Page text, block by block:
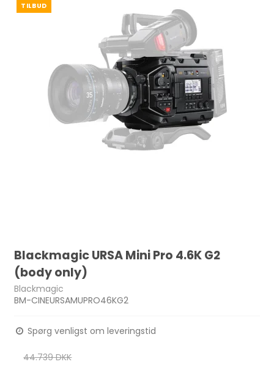
TILBUD
Blackmagic URSA Mini Pro 4.6K G2
(body only)
Blackmagic
BM-CINEURSAMUPRO46KG2
Spørg venligst om leveringstid
44.739 DKK